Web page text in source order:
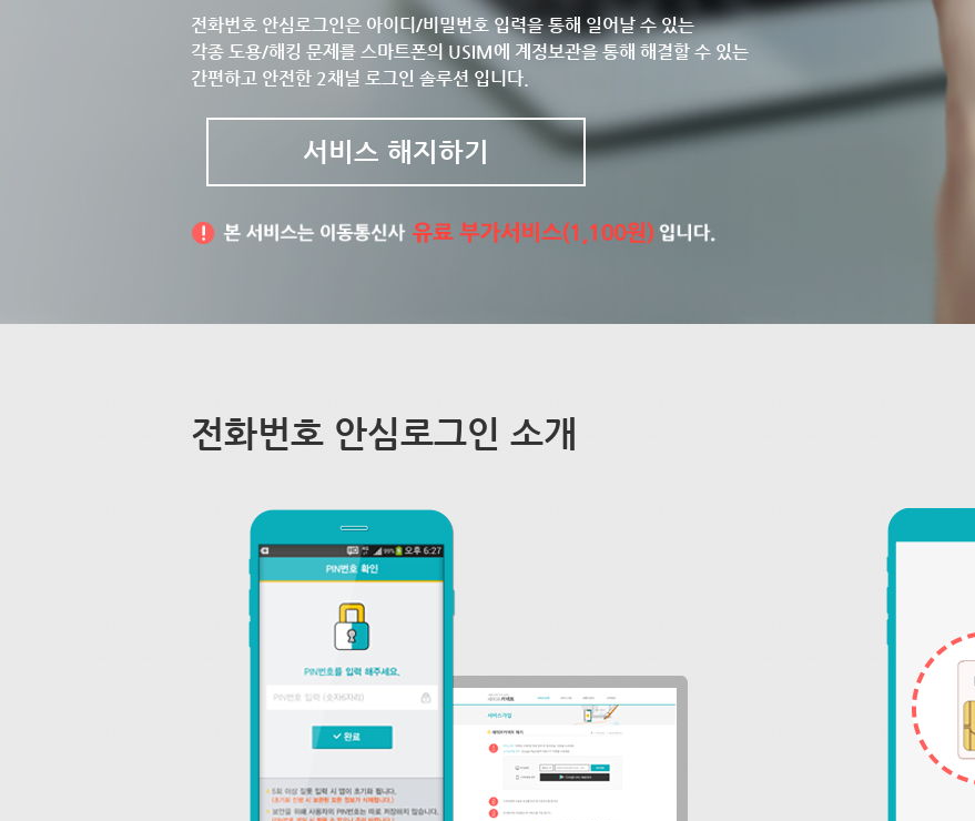
전화번호 안심로그인은 아이디/비밀번호 입력을 통해 일어날 수 있는
각종 도용/해킹 문제를 스마트폰의 USIM에 계정보관을 통해 해결할 수 있는
간편하고 안전한 2채널 로그인 솔루션 입니다.
서비스 해지하기
전화번호 안심로그인 소개